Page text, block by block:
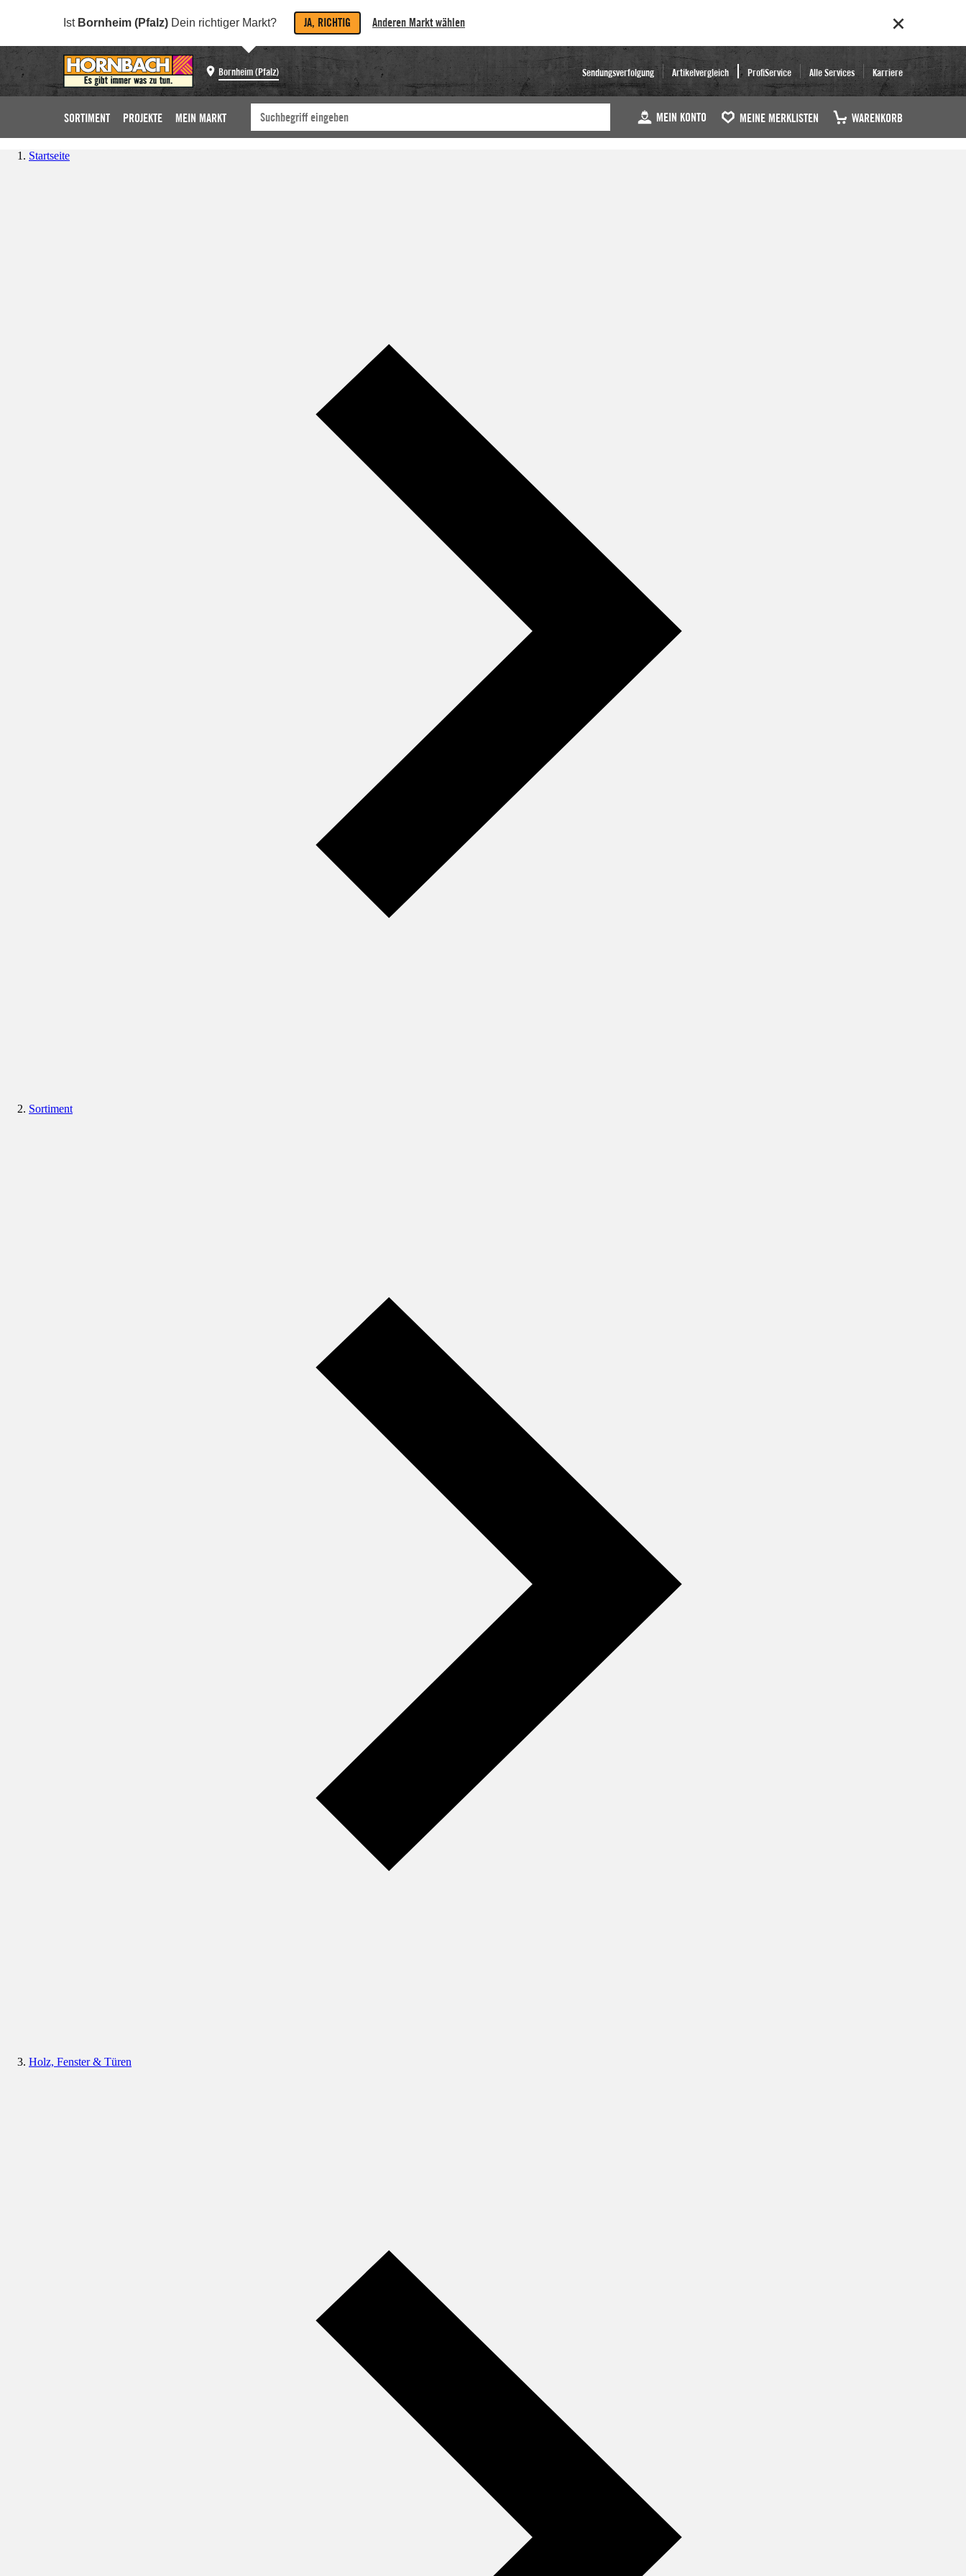
Ist Bornheim (Pfalz) Dein richtiger Markt? JA, RICHTIG Anderen Markt wählen
Bornheim (Pfalz) Sendungsverfolgung Artikelvergleich ProfiService Alle Services Karriere
SORTIMENT PROJEKTE MEIN MARKT MEIN KONTO MEINE MERKLISTEN WARENKORB
Startseite
Sortiment
Holz, Fenster & Türen